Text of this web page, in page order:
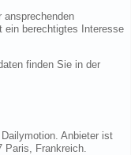
ansprechenden
ein berechtigtes Interesse
finden Sie in der
Anbieter ist
Paris, Frankreich.